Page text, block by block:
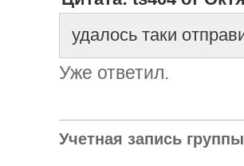
удалось таки
Уже ответил.
Учетная запись